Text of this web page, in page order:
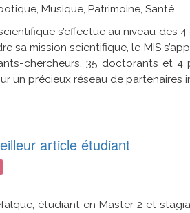
Musique, Patrimoine, Santé...
s’effectue au niveau des
sa mission scientifique, le MIS
chercheurs, 35 doctorants et 4
un précieux réseau de partenaires
article étudiant
étudiant en Master 2 et